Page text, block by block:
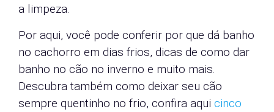
a limpeza.
Por aqui, você pode conferir por que dá banho
no cachorro em dias frios, dicas de como dar
banho no cão no inverno e muito mais.
Descubra também como deixar seu cão
sempre quentinho no frio, confira aqui cinco